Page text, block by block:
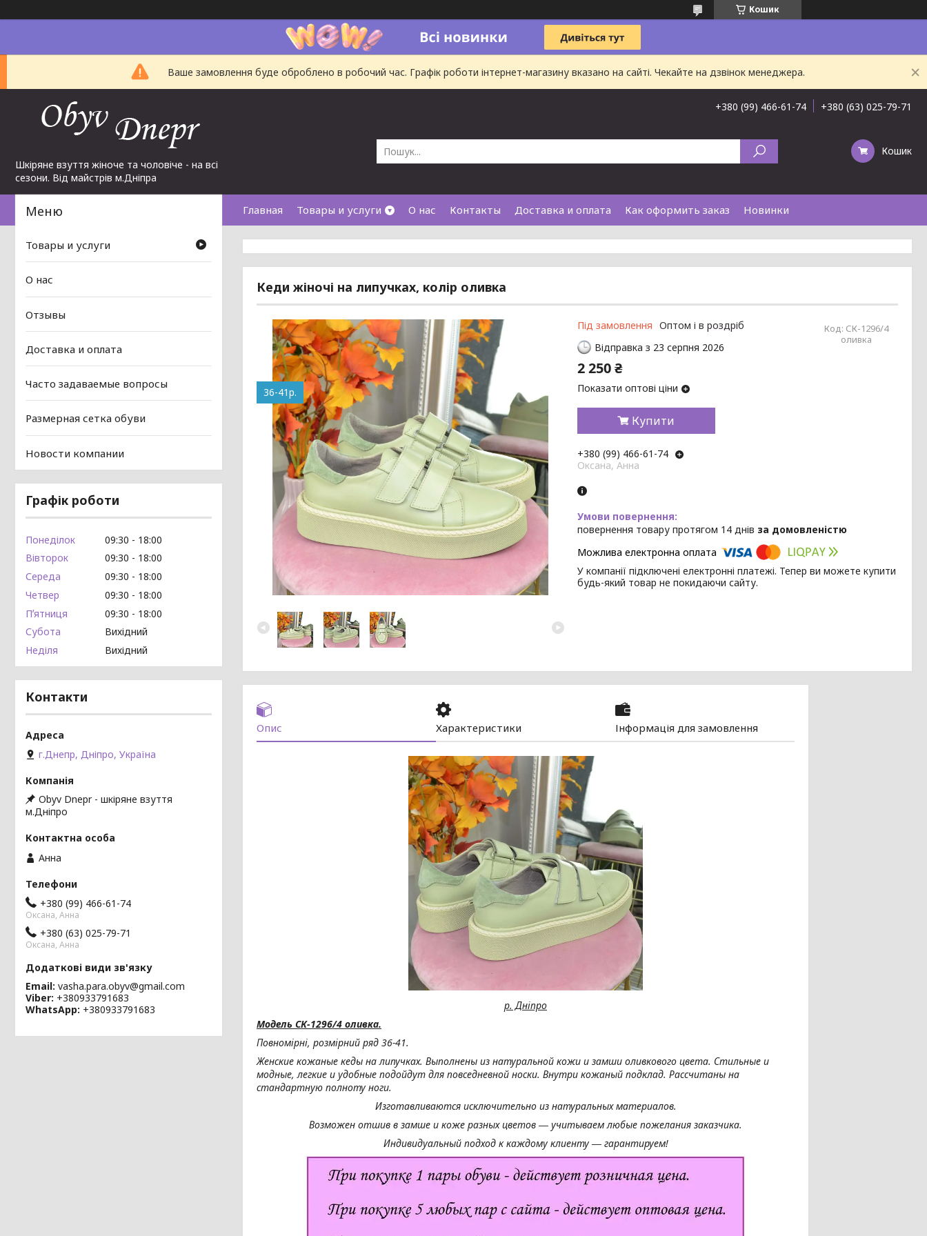
Кошик
Ваше замовлення буде оброблено в робочий час. Графік роботи інтернет-магазину вказано на сайті. Чекайте на дзвінок менеджера.
Шкіряне взуття жіноче та чоловіче - на всі
сезони. Від майстрів м.Дніпра
+380 (99) 466-61-74 +380 (63) 025-79-71
Кошик
Главная Товары и услуги О нас Контакты Доставка и оплата Как оформить заказ Новинки
Кеди жіночі на липучках, колір оливка
36-41р.
Під замовлення Оптом і в роздріб Код: СК-1296/4
оливка
Відправка з 23 серпня 2026
2 250 ₴
Показати оптові ціни
Купити
+380 (99) 466-61-74
Оксана, Анна
повернення товару протягом 14 днів за домовленістю
У компанії підключені електронні платежі. Тепер ви можете купити
будь-який товар не покидаючи сайту.
Опис Характеристики Інформація для замовлення
р. Дніпро
Модель СК-1296/4 оливка.
Повномірні, розмірний ряд 36-41.
Женские кожаные кеды на липучках. Выполнены из натуральной кожи и замши оливкового цвета. Стильные и
модные, легкие и удобные подойдут для повседневной носки. Внутри кожаный подклад. Рассчитаны на
стандартную полноту ноги.
Изготавливаются исключительно из натуральных материалов.
Возможен отшив в замше и коже разных цветов ― учитываем любые пожелания заказчика.
Индивидуальный подход к каждому клиенту ― гарантируем!
Товары и услуги
О нас
Отзывы
Доставка и оплата
Часто задаваемые вопросы
Размерная сетка обуви
Новости компании
Графік роботи
Понеділок 09:30
18:00
Вівторок
09:30
18:00
Середа
09:30
18:00
Четвер
09:30
18:00
Пʼятниця
09:30
18:00
Субота
Вихідний
Неділя
Вихідний
Контакти
г.Днепр, Дніпро, Україна
Obyv Dnepr - шкіряне взуття
м.Дніпро
Анна
+380 (99) 466-61-74
Оксана, Анна
+380 (63) 025-79-71
Оксана, Анна
Email vasha.para.obyv@gmail.com
Viber +380933791683
WhatsApp +380933791683